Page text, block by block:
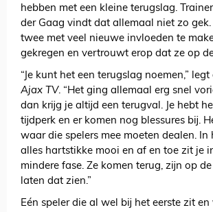
hebben met een kleine terugslag.
der Gaag vindt dat allemaal niet zo
twee met veel nieuwe invloeden te
gekregen en vertrouwt erop dat ze op
“Je kunt het een terugslag noemen,”
Ajax TV. “Het ging allemaal erg snel
dan krijg je altijd een terugval. Je hebt
tijdperk en er komen nog blessures bij.
waar die spelers mee moeten dealen. In
alles hartstikke mooi en af en toe zit je
mindere fase. Ze komen terug, zijn op
laten dat zien.”
Eén speler die al wel bij het eerste zit